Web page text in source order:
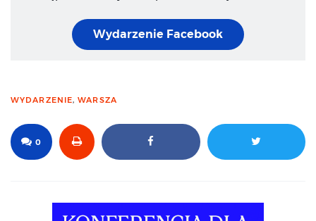
Wydarzenie Facebook
WYDARZENIE,WARSZA
0